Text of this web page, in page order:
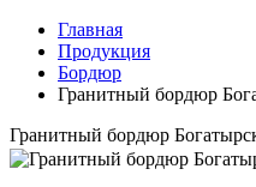
Главная
Продукция
Бордюр
Гранитный бордюр
Гранитный бордюр